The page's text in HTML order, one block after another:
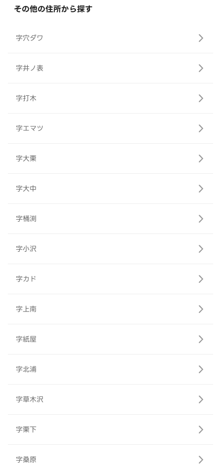
その他の住所から探す
字穴ダワ
字井ノ表
字打木
字エマツ
字大栗
字大中
字桶渕
字小沢
字カド
字上南
字紙屋
字北浦
字草木沢
字栗下
字桑原